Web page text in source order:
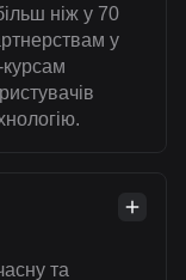
ніж у 70
у
курсам
та